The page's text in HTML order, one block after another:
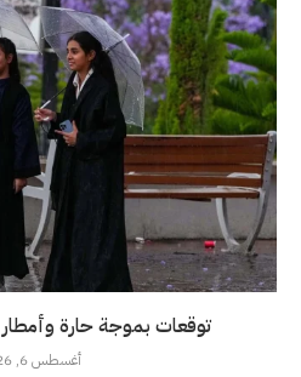
توقعات بموجة حارة
أغسطس 6, 2026